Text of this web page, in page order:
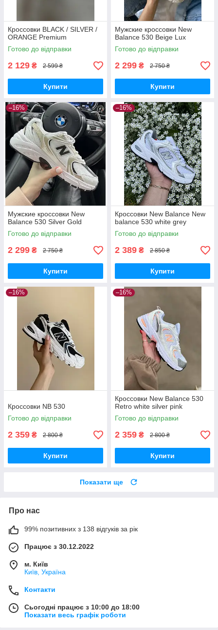
Кроссовки BLACK / SILVER /
ORANGE Premium
Готово до відправки
2 129 ₴ 2 599 ₴
Купити
Мужские кроссовки New
Balance 530 Beige Lux
Готово до відправки
2 299 ₴ 2 750 ₴
Купити
–16%
Мужские кроссовки New
Balance 530 Silver Gold
Готово до відправки
2 299 ₴ 2 750 ₴
Купити
–16%
Кроссовки New Balance New
balance 530 white grey
Готово до відправки
2 389 ₴ 2 850 ₴
Купити
–16%
Кроссовки NB 530
Готово до відправки
2 359 ₴ 2 800 ₴
Купити
–16%
Кроссовки New Balance 530
Retro white silver pink
Готово до відправки
2 359 ₴ 2 800 ₴
Купити
Показати ще
Про нас
99% позитивних з 138 відгуків за рік
Працює з 30.12.2022
м. Київ
Київ, Україна
Контакти
Сьогодні працює з 10:00 до 18:00
Показати весь графік роботи